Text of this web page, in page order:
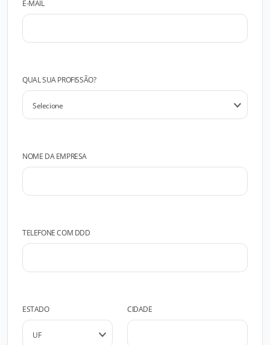
E-MAIL
QUAL SUA PROFISSÃO?
NOME DA EMPRESA
TELEFONE COM DDD
ESTADO CIDADE